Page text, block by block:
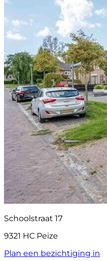
Schoolstraat 17
9321 HC Peize
Plan een bezichtiging in